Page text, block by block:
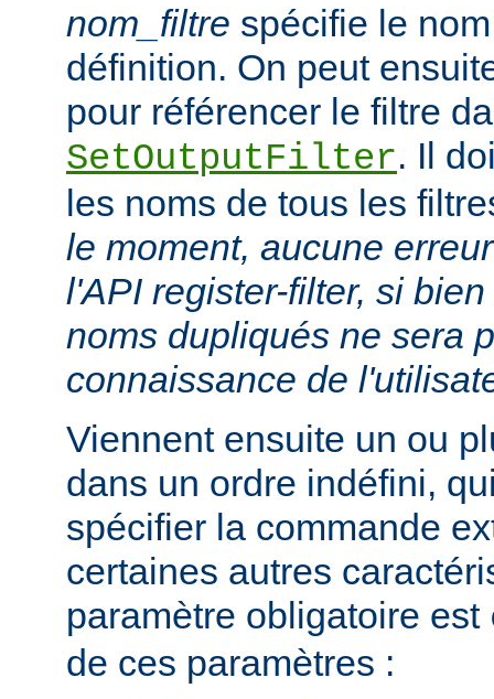
nom_filtre spécifie le
définition. On peut
pour référencer le filtre
SetOutputFilter. Il
les noms de tous les
le moment, aucune
l'API register-filter, si
noms dupliqués ne sera
connaissance de
Viennent ensuite un ou
dans un ordre indéfini,
spécifier la commande
certaines autres
paramètre obligatoire est
de ces paramètres :